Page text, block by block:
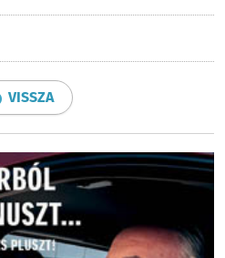
VISSZA